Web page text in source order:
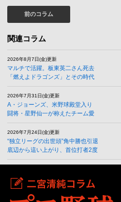
前のコラム
関連コラム
2026年8月7日(金)更新
マルチで活躍。板東英二さん死去
「燃えよドラゴンズ」とその時代
2026年7月31日(金)更新
A・ジョーンズ、米野球殿堂入り
闘将・星野仙一が称えたチーム愛
2026年7月24日(金)更新
“独立リーグの出世頭”角中勝也引退
底辺から這い上がり、首位打者2度